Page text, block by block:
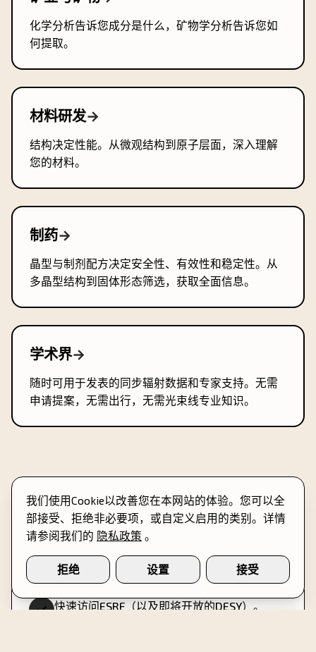
化学分析告诉您成分是什么，矿物学分析告诉您如
何提取。
材料研发→
结构决定性能。从微观结构到原子层面，深入理解
您的材料。
制药→
晶型与制剂配方决定安全性、有效性和稳定性。从
多晶型结构到固体形态筛选，获取全面信息。
学术界→
随时可用于发表的同步辐射数据和专家支持。无需
申请提案，无需出行，无需光束线专业知识。
每个项目的标准交付内容。
快速访问ESRF（以及即将开放的DESY）。
我们使用Cookie以改善您在本网站的体验。您可以全
部接受、拒绝非必要项，或自定义启用的类别。详情
请参阅我们的 隐私政策 。
拒绝 设置 接受